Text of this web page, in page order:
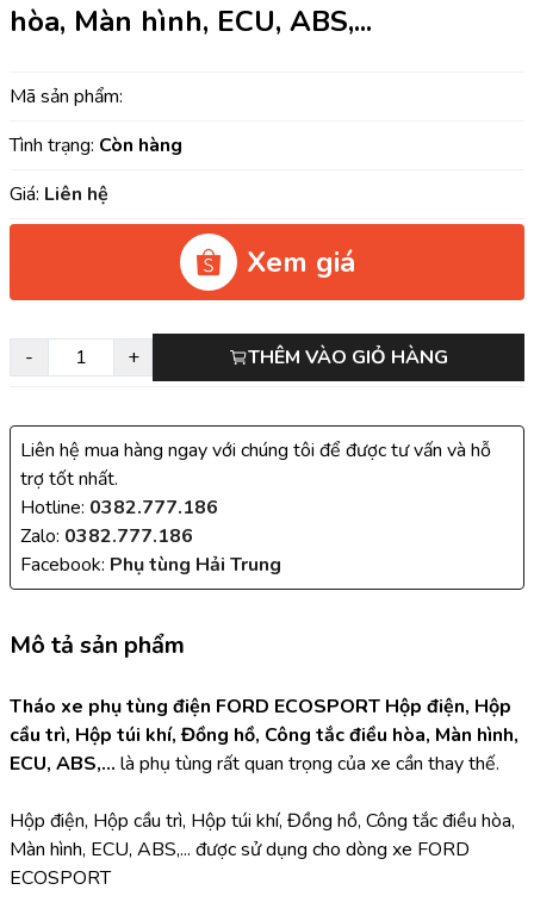
hòa, Màn hình, ECU, ABS,...
Mã sản phẩm:
Tình trạng: Còn hàng
Giá: Liên hệ
Xem giá
- + THÊM VÀO GIỎ HÀNG
Liên hệ mua hàng ngay với chúng tôi để được tư vấn và hỗ
trợ tốt nhất.
Hotline: 0382.777.186
Zalo: 0382.777.186
Facebook: Phụ tùng Hải Trung
Mô tả sản phẩm
Tháo xe phụ tùng điện FORD ECOSPORT Hộp điện, Hộp
cầu trì, Hộp túi khí, Đồng hồ, Công tắc điều hòa, Màn hình,
ECU, ABS,... là phụ tùng rất quan trọng của xe cần thay thế.
Hộp điện, Hộp cầu trì, Hộp túi khí, Đồng hồ, Công tắc điều hòa,
Màn hình, ECU, ABS,... được sử dụng cho dòng xe FORD
ECOSPORT